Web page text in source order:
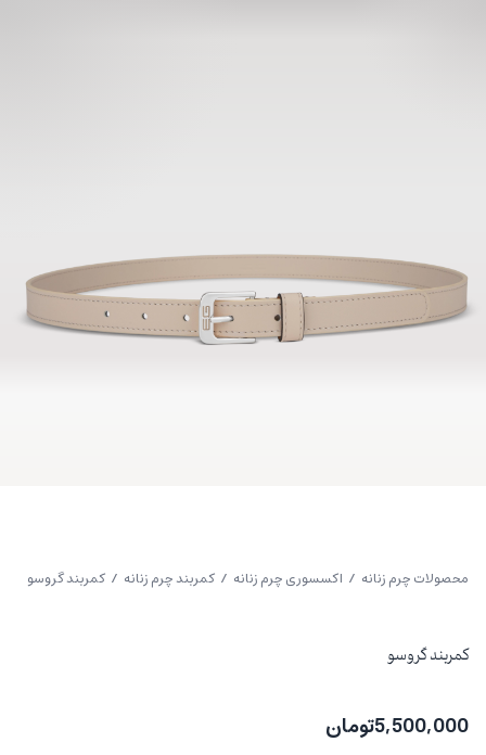
محصولات چرم زنانه / اکسسوری چرم زنانه / کمربند چرم زنانه / کمربند گروسو
کمربند گروسو
5,500,000تومان